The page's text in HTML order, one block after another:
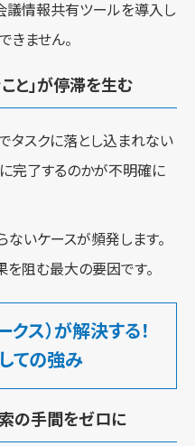
議情報共有ツールを導入し
きません。
と」が停滞を生む
タスクに落とし込まれない
に完了するのかが不明確に
いケースが頻発します。
を阻む最大の要因です。
ス）が解決する！
ての強み
の手間をゼロに